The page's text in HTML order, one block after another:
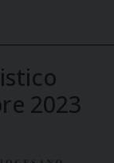
2023